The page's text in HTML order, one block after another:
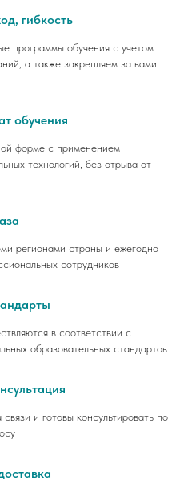
гибкость
программы обучения с учетом
а также закрепляем за вами
обучения
форме с применением
технологий, без отрыва от
регионами страны и ежегодно
сотрудников
в соответствии с
образовательных стандартов
и готовы консультировать по